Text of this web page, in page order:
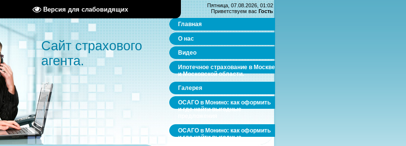
Версия для слабовидящих
Сайт страхового
агента.
Пятница, 07.08.2026, 01:02
Приветствуем вас Гость
Главная
О нас
Видео
Ипотечное страхование в Москве
и Московской области.
Галерея
ОСАГО в Монино: как оформить
и где найти выгодные
ОСАГО в Монино: как оформить
и где найти выгодные